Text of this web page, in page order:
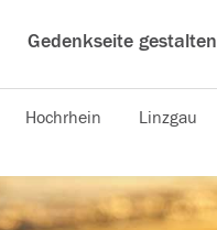
Gedenkseite gestalten
Hochrhein Linzgau